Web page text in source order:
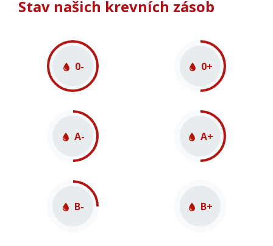
Stav našich krevních zásob
0- 0+
A- A+
B- B+